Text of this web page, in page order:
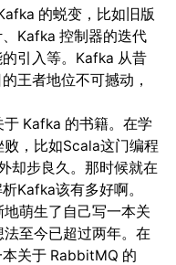
的蜕变，比如旧版
Kafka 控制器的迭代
引入等。Kafka 从昔
王者地位不可撼动，
Kafka 的书籍。在学
，比如Scala这门编程
却步良久。那时候就在
Kafka该有多好啊。
萌生了自己写一本关
至今已超过两年。在
关于 RabbitMQ 的